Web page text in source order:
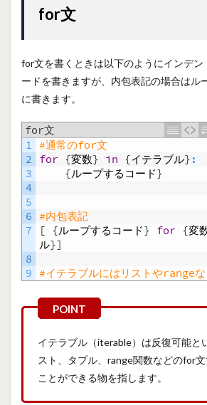
for文
for文を書くときは以下のようにインデン
ードを書きますが、内包表記の場合はル
に書きます。
for文
1
2
3
4
5
6
7
8
9
#通常のfor文
for {変数} in {イテラブル}:
{ループするコード}
#内包表記
[ {ループするコード} for {変
ル}]
#イテラブルにはリストやrange
イテラブル（iterable）は反復可能と
スト、タプル、range関数などのfor
ことができる物を指します。